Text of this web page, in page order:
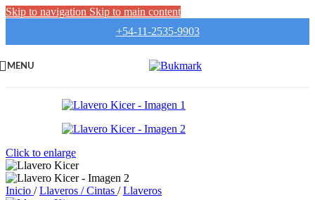
Skip to navigation Skip to main content
+54-11-2535-9903
MENU
Click to enlarge
Inicio / Llaveros / Cintas / Llaveros